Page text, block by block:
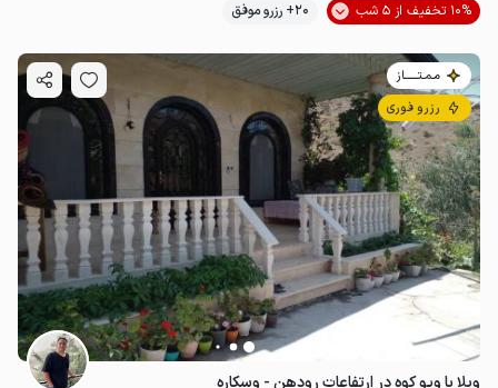
10% تخفیف از 5 شب
20+ رزرو موفق
مـمـتــــــاز
رزرو فوری
ویلا با ویو کوه در ارتفاعات رودهن - وسکاره